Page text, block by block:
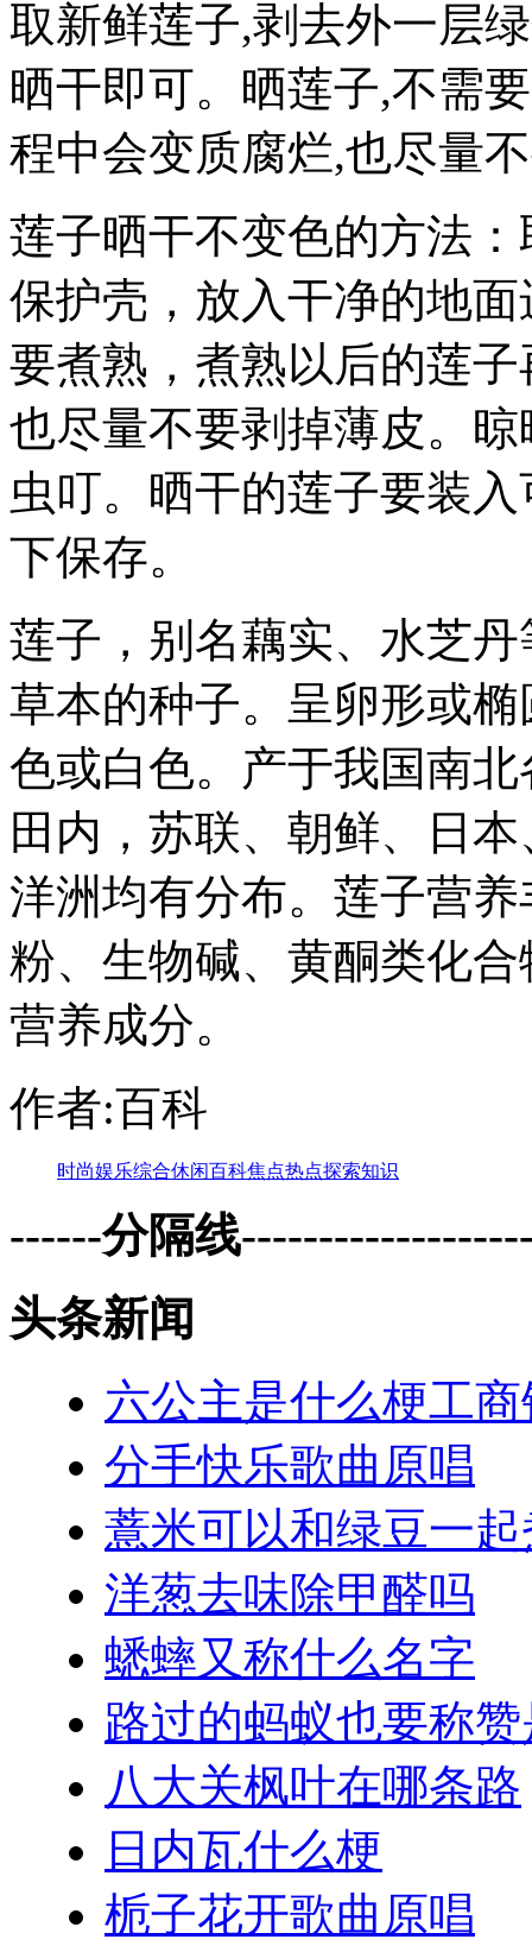
取新鲜莲子,剥去外一层
晒干即可。晒莲子,不需
程中会变质腐烂,也尽量
莲子晒干不变色的方法
保护壳，放入干净的地
要煮熟，煮熟以后的莲
也尽量不要剥掉薄皮。
虫叮。晒干的莲子要装
下保存。
莲子，别名藕实、水芝
草本的种子。呈卵形或
色或白色。产于我国南
田内，苏联、朝鲜、日
洋洲均有分布。莲子营
粉、生物碱、黄酮类化
营养成分。
作者:百科
时尚娱乐综合休闲百科焦点热点探索知识
------分隔线
头条新闻
六公主是什么梗工商
分手快乐歌曲原唱
薏米可以和绿豆一
洋葱去味除甲醛吗
蟋蟀又称什么名字
路过的蚂蚁也要称
八大关枫叶在哪条路
日内瓦什么梗
栀子花开歌曲原唱